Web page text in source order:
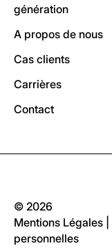
génération
A propos de nous
Cas clients
Carrières
Contact
© 2026
Mentions Légales
personnelles